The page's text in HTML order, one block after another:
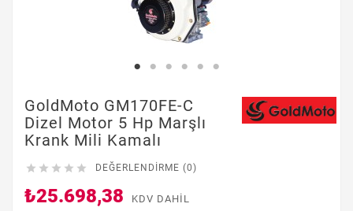
GoldMoto GM170FE-C
Dizel Motor 5 Hp Marşlı
Krank Mili Kamalı
     DEĞERLENDIRME (0)
₺25.698,38 KDV DAHIL